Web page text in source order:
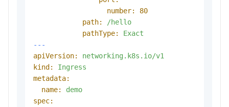
number:
80
path:
/hello
pathType:
Exact
---
apiVersion:
networking.k8s.io/v1
kind:
Ingress
metadata:
name:
demo
spec: